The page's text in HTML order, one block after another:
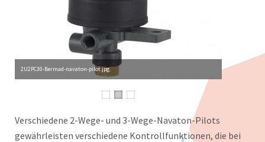
2U2PC30-Bermad-navaton-pilot.jpg
Verschiedene 2-Wege- und 3-Wege-Navaton-Pilots
gewährleisten verschiedene Kontrollfunktionen, die bei